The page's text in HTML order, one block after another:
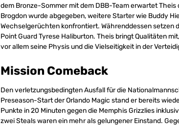
dem Bronze-Sommer mit dem DBB-Team erwartet
Brogdon wurde abgegeben, weitere Starter wie Buddy
Wechselgerüchten konfrontiert. Währenddessen setzen
Point Guard Tyrese Haliburton. Theis bringt Qualitäten
vor allem seine Physis und die Vielseitigkeit in der
Mission Comeback
Den verletzungsbedingten Ausfall für die
Preseason-Start der Orlando Magic stand er bereits
Punkte in 20 Minuten gegen die Memphis Grizzlies
zwei Steals waren ein mehr als gelungener Einstand.